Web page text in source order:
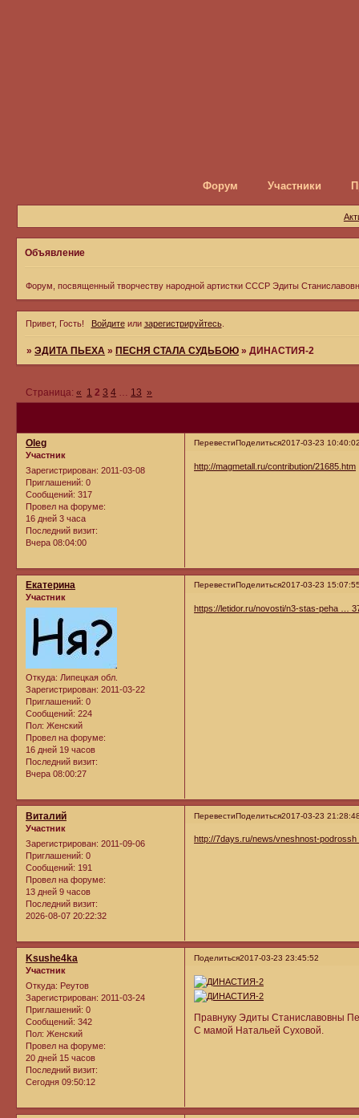
Форум Участники
Объявление
Форум, посвященный творчеству народной артистки СССР Эдиты
Привет, Гость! Войдитеили зарегистрируйтесь.
»ЭДИТА ПЬЕХА »ПЕСНЯ СТАЛА СУДЬБОЮ »ДИНАСТИЯ-2
Страница:« 1 2 3 4 13 »
ПеревестиПоделиться2017-03-23
Oleg
Участник
Зарегистрирован: 2011-03-08
Приглашений: 0
Сообщений: 317
Провел на форуме:
16 дней 3 часа
Последний визит:
Вчера 08:04:00
http://magmetall.ru/contribution/21685.htm
ПеревестиПоделиться2017-03-23
Екатерина
Участник
Откуда: Липецкая обл.
Зарегистрирован: 2011-03-22
Приглашений: 0
Сообщений: 224
Пол: Женский
Провел на форуме:
16 дней 19 часов
Последний визит:
Вчера 08:00:27
https://letidor.ru/novosti/n3-stas-peha …
ПеревестиПоделиться2017-03-23
Виталий
Участник
Зарегистрирован: 2011-09-06
Приглашений: 0
Сообщений: 191
Провел на форуме:
13 дней 9 часов
Последний визит:
2026-08-07 20:22:32
http://7days.ru/news/vneshnost-
Поделиться2017-03-23 23:45:52
Ksushe4ka
Участник
Откуда: Реутов
Зарегистрирован: 2011-03-24
Приглашений: 0
Сообщений: 342
Пол: Женский
Провел на форуме:
20 дней 15 часов
Последний визит:
Сегодня 09:50:12
Правнуку Эдиты Станиславовны
С мамой Натальей Суховой.